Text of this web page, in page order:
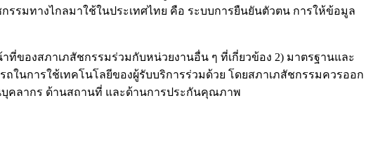
รมทางไกลมาใช้ในประเทศไทย คือ ระบบการยืนยันตัวตน การให้ข้อมูล
ของสภาเภสัชกรรมร่วมกับหน่วยงานอื่น ๆ ที่เกี่ยวข้อง 2) มาตรฐานและ
นการใช้เทคโนโลยีของผู้รับบริการร่วมด้วย โดยสภาเภสัชกรรมควรออก
บุคลากร ด้านสถานที่ และด้านการประกันคุณภาพ